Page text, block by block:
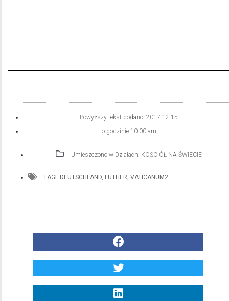
Powyższy tekst dodano: 2017-12-15
o godzinie 10:00 am
Umieszczono w Działach: KOŚCIÓŁ NA ŚWIECIE
TAGI: DEUTSCHLAND, LUTHER, VATICANUM2